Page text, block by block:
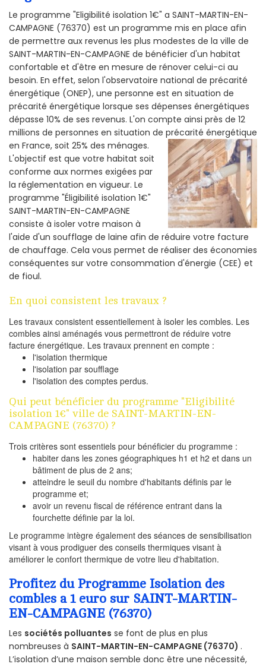
Le programme "Eligibilité isolation 1€" a SAINT-MARTIN-EN-
CAMPAGNE (76370) est un programme mis en place afin
de permettre aux revenus les plus modestes de la ville de
SAINT-MARTIN-EN-CAMPAGNE de bénéficier d'un habitat
confortable et d'être en mesure de rénover celui-ci au
besoin. En effet, selon l'observatoire national de précarité
énergétique (ONEP), une personne est en situation de
précarité énergétique lorsque ses dépenses énergétiques
dépasse 10% de ses revenus. L'on compte ainsi près de 12
millions de personnes en situation de précarité énergétique
en France, soit 25% des ménages.
L'objectif est que votre habitat soit
conforme aux normes exigées par
la réglementation en vigueur. Le
programme "Éligibilité isolation 1€"
SAINT-MARTIN-EN-CAMPAGNE
consiste à isoler votre maison à
l'aide d'un soufflage de laine afin de réduire votre facture
de chauffage. Cela vous permet de réaliser des économies
conséquentes sur votre consommation d'énergie (CEE) et
de fioul.
En quoi consistent les travaux ?
Les travaux consistent essentiellement à isoler les combles. Les
combles ainsi aménagés vous permettront de réduire votre
facture énergétique. Les travaux prennent en compte :
l'isolation thermique
l'isolation par soufflage
l'isolation des comptes perdus.
Qui peut bénéficier du programme "Eligibilité
isolation 1€" ville de SAINT-MARTIN-EN-
CAMPAGNE (76370) ?
Trois critères sont essentiels pour bénéficier du programme :
habiter dans les zones géographiques h1 et h2 et dans un
bâtiment de plus de 2 ans;
atteindre le seuil du nombre d'habitants définis par le
programme et;
avoir un revenu fiscal de référence entrant dans la
fourchette définie par la loi.
Le programme intègre également des séances de sensibilisation
visant à vous prodiguer des conseils thermiques visant à
améliorer le confort thermique de votre lieu d'habitation.
Profitez du Programme Isolation des
combles a 1 euro sur SAINT-MARTIN-
EN-CAMPAGNE (76370)
Les sociétés polluantes se font de plus en plus
nombreuses à SAINT-MARTIN-EN-CAMPAGNE (76370) .
L’isolation d’une maison semble donc être une nécessité,